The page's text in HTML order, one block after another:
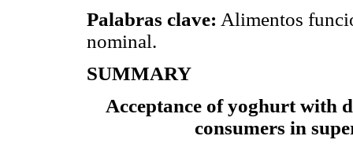
Palabras clave: Alimentos
nominal.
SUMMARY
Acceptance of yoghurt with
consumers in